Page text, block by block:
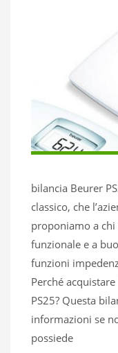
bilancia Beurer
classico, che
proponiamo a
funzionale e a
funzioni
Perché
PS25? Questa
informazioni se
possiede